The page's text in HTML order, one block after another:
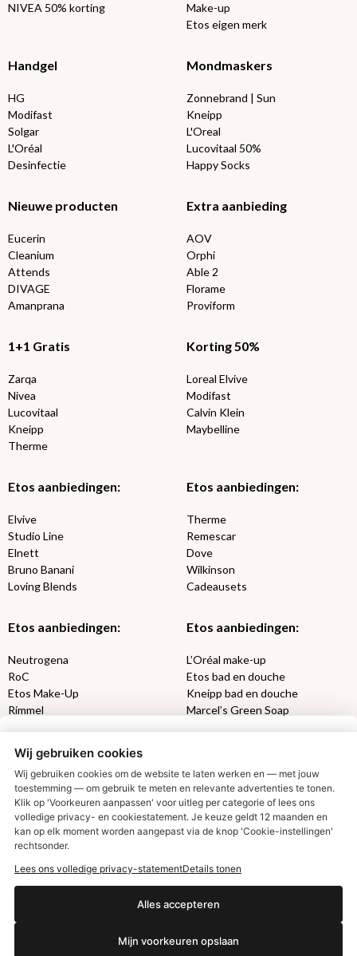
NIVEA 50% korting
Make-up
Etos eigen merk
Handgel
HG
Modifast
Solgar
L'Oréal
Desinfectie
Mondmaskers
Zonnebrand | Sun
Kneipp
L'Oreal
Lucovitaal 50%
Happy Socks
Nieuwe producten
Eucerin
Cleanium
Attends
DIVAGE
Amanprana
Extra aanbieding
AOV
Orphi
Able 2
Florame
Proviform
1+1 Gratis
Zarqa
Nivea
Lucovitaal
Kneipp
Therme
Korting 50%
Loreal Elvive
Modifast
Calvin Klein
Maybelline
Etos aanbiedingen:
Elvive
Studio Line
Elnett
Bruno Banani
Loving Blends
Etos aanbiedingen:
Therme
Remescar
Dove
Wilkinson
Cadeausets
Etos aanbiedingen:
Neutrogena
RoC
Etos Make-Up
Rimmel
Etos aanbiedingen:
L’Oréal make-up
Etos bad en douche
Kneipp bad en douche
Marcel’s Green Soap
Etos aanbiedingen:
Aussie
Gillette
Gezichtsverzorging
Wella
Syoss
DETOXEN
Always
Libresse
Gliss Kur
Etos billendoekjes
Wij gebruiken cookies
Wij gebruiken cookies om de website te laten werken en — met jouw
toestemming — om gebruik te meten en relevante advertenties te tonen.
Klik op 'Voorkeuren aanpassen' voor uitleg per categorie of lees ons
volledige privacy- en cookiestatement. Je keuze geldt 12 maanden en
kan op elk moment worden aangepast via de knop 'Cookie-instellingen'
rechtsonder.
Lees ons volledige privacy-statementDetails tonen
Alles accepteren
Mijn voorkeuren opslaan
€2,50 korting?
Ja, ik wil korting